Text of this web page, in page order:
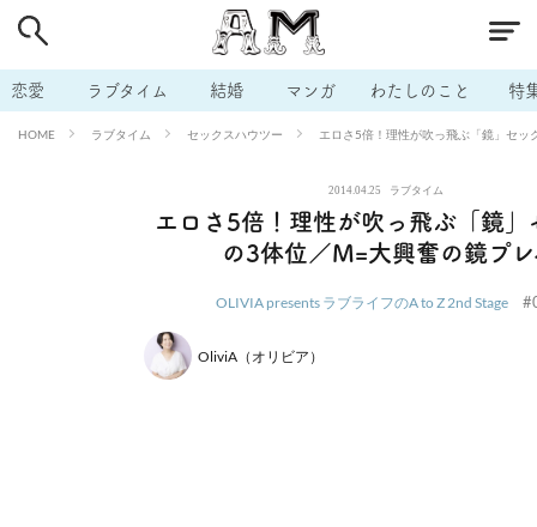
恋愛 ラブタイム 結婚 マンガ わたしのこと 特
HOME ラブタイム セックスハウツー エロさ5倍！理性が吹っ飛ぶ「鏡」セ
2014.04.25 ラブタイム
エロさ5倍！理性が吹っ飛ぶ「鏡」
の3体位／M=大興奮の鏡プレ
OLIVIA presents ラブライフのA to Z 2nd Stage
OliviA（オリビア）
# 男の本音 # セフレ # 不倫
# 出会う方法 # マッチングアプリ # ラブグッズ # 体の相